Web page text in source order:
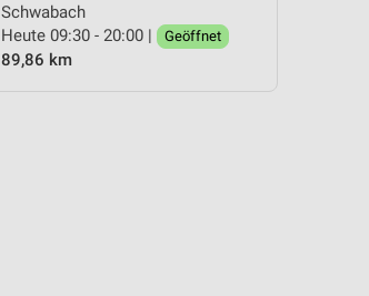
Schwabach
Heute 09:30 - 20:00 |
Geöffnet
89,86 km